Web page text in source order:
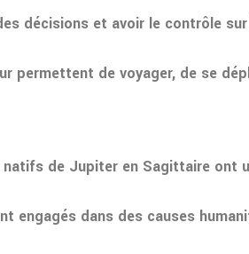
décisions et avoir le contrôle
permettent de voyager, de se
de Jupiter en Sagittaire
dans des causes